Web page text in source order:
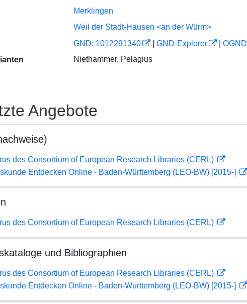
Merklingen
Weil der Stadt-Hausen <an der Würm>
GND: 1012291340 GND-Explorer OGND
Niethammer, Pelagius
Angebote
des Consortium of European Research Libraries (CERL)
Entdecken Online - Baden-Württemberg (LEO-BW) [2015-]
des Consortium of European Research Libraries (CERL)
und Bibliographien
des Consortium of European Research Libraries (CERL)
Entdecken Online - Baden-Württemberg (LEO-BW) [2015-]